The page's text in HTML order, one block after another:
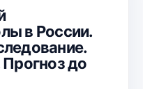
в России.
до